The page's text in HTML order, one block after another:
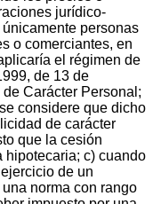
jurídico-
personas
o comerciantes, en
el régimen de
de 13 de
Carácter Personal;
considere que dicho
de carácter
que la cesión
hipotecaria; c) cuando
de un
norma con rango